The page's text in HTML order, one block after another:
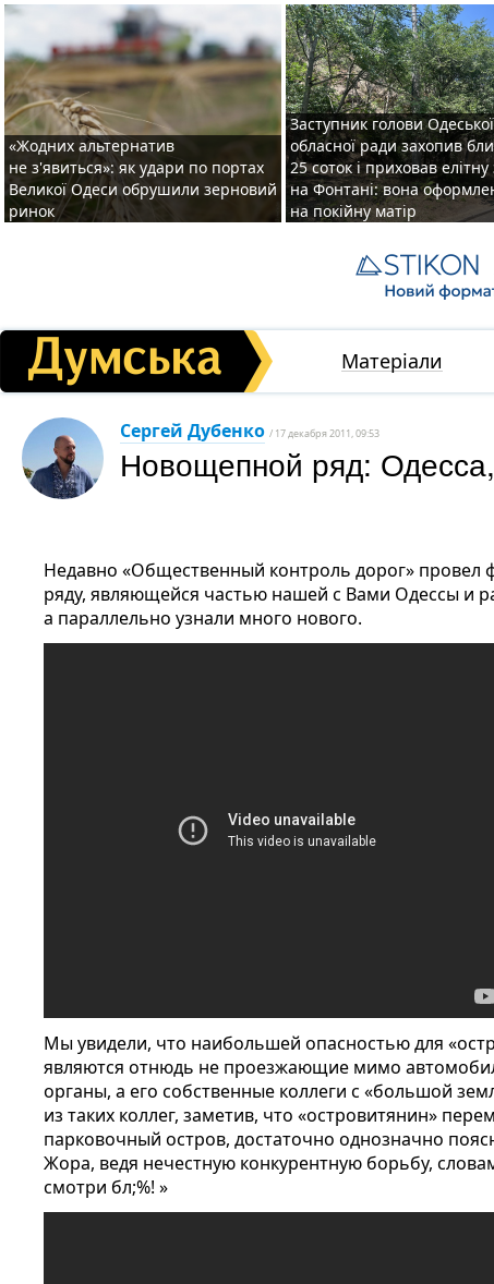
«Жодних альтернатив
не з'явиться»: як удари по портах
Великої Одеси обрушили зерновий
ринок
Заступник голови Одеської
обласної ради захопив
25 соток і приховав
на Фонтані: вона
на покійну матір
Матеріали
Сергей Дубенко / 17 декабря 2011, 09:53
Новощепной ряд:
Недавно «Общественный контроль дорог»
ряду, являющейся частью нашей с Вами Одессы и
а параллельно узнали много нового.
Мы увидели, что наибольшей опасностью для
являются отнюдь не проезжающие мимо
органы, а его собственные коллеги с «большой
из таких коллег, заметив, что «островитянин»
парковочный остров, достаточно однозначно
Жора, ведя нечестную конкурентную борьбу,
смотри бл;%! »